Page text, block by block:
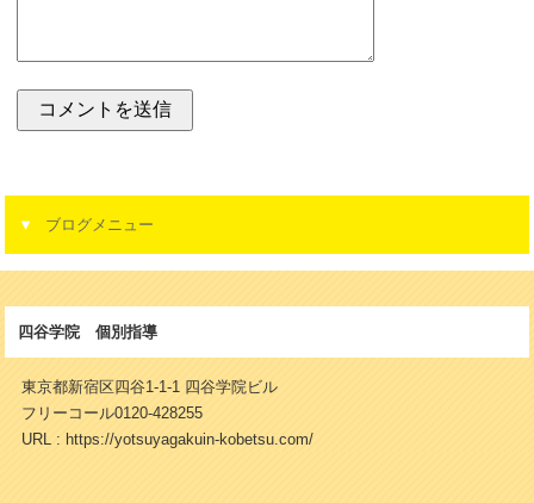
ブログメニュー
四谷学院 個別指導
東京都新宿区四谷1-1-1 四谷学院ビル
フリーコール0120-428255
URL : https://yotsuyagakuin-kobetsu.com/